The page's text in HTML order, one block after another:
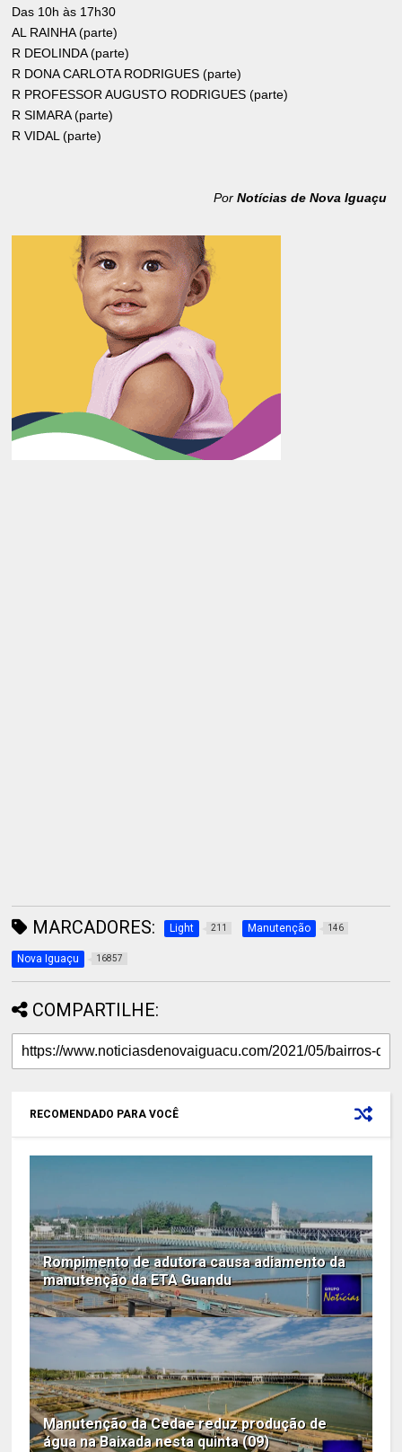
Das 10h às 17h30
AL RAINHA (parte)
R DEOLINDA (parte)
R DONA CARLOTA RODRIGUES (parte)
R PROFESSOR AUGUSTO RODRIGUES (parte)
R SIMARA (parte)
R VIDAL (parte)
Por Notícias de Nova Iguaçu
MARCADORES: Light 211 Manutenção 146
Nova Iguaçu 16857
COMPARTILHE:
RECOMENDADO PARA VOCÊ
Rompimento de adutora causa adiamento da
manutenção da ETA Guandu
Manutenção da Cedae reduz produção de
água na Baixada nesta quinta (09)